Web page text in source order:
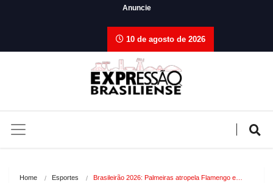
Anuncie
10 de agosto de 2026
Home Esportes Brasileirão 2026: Palmeiras atropela Flamengo e…